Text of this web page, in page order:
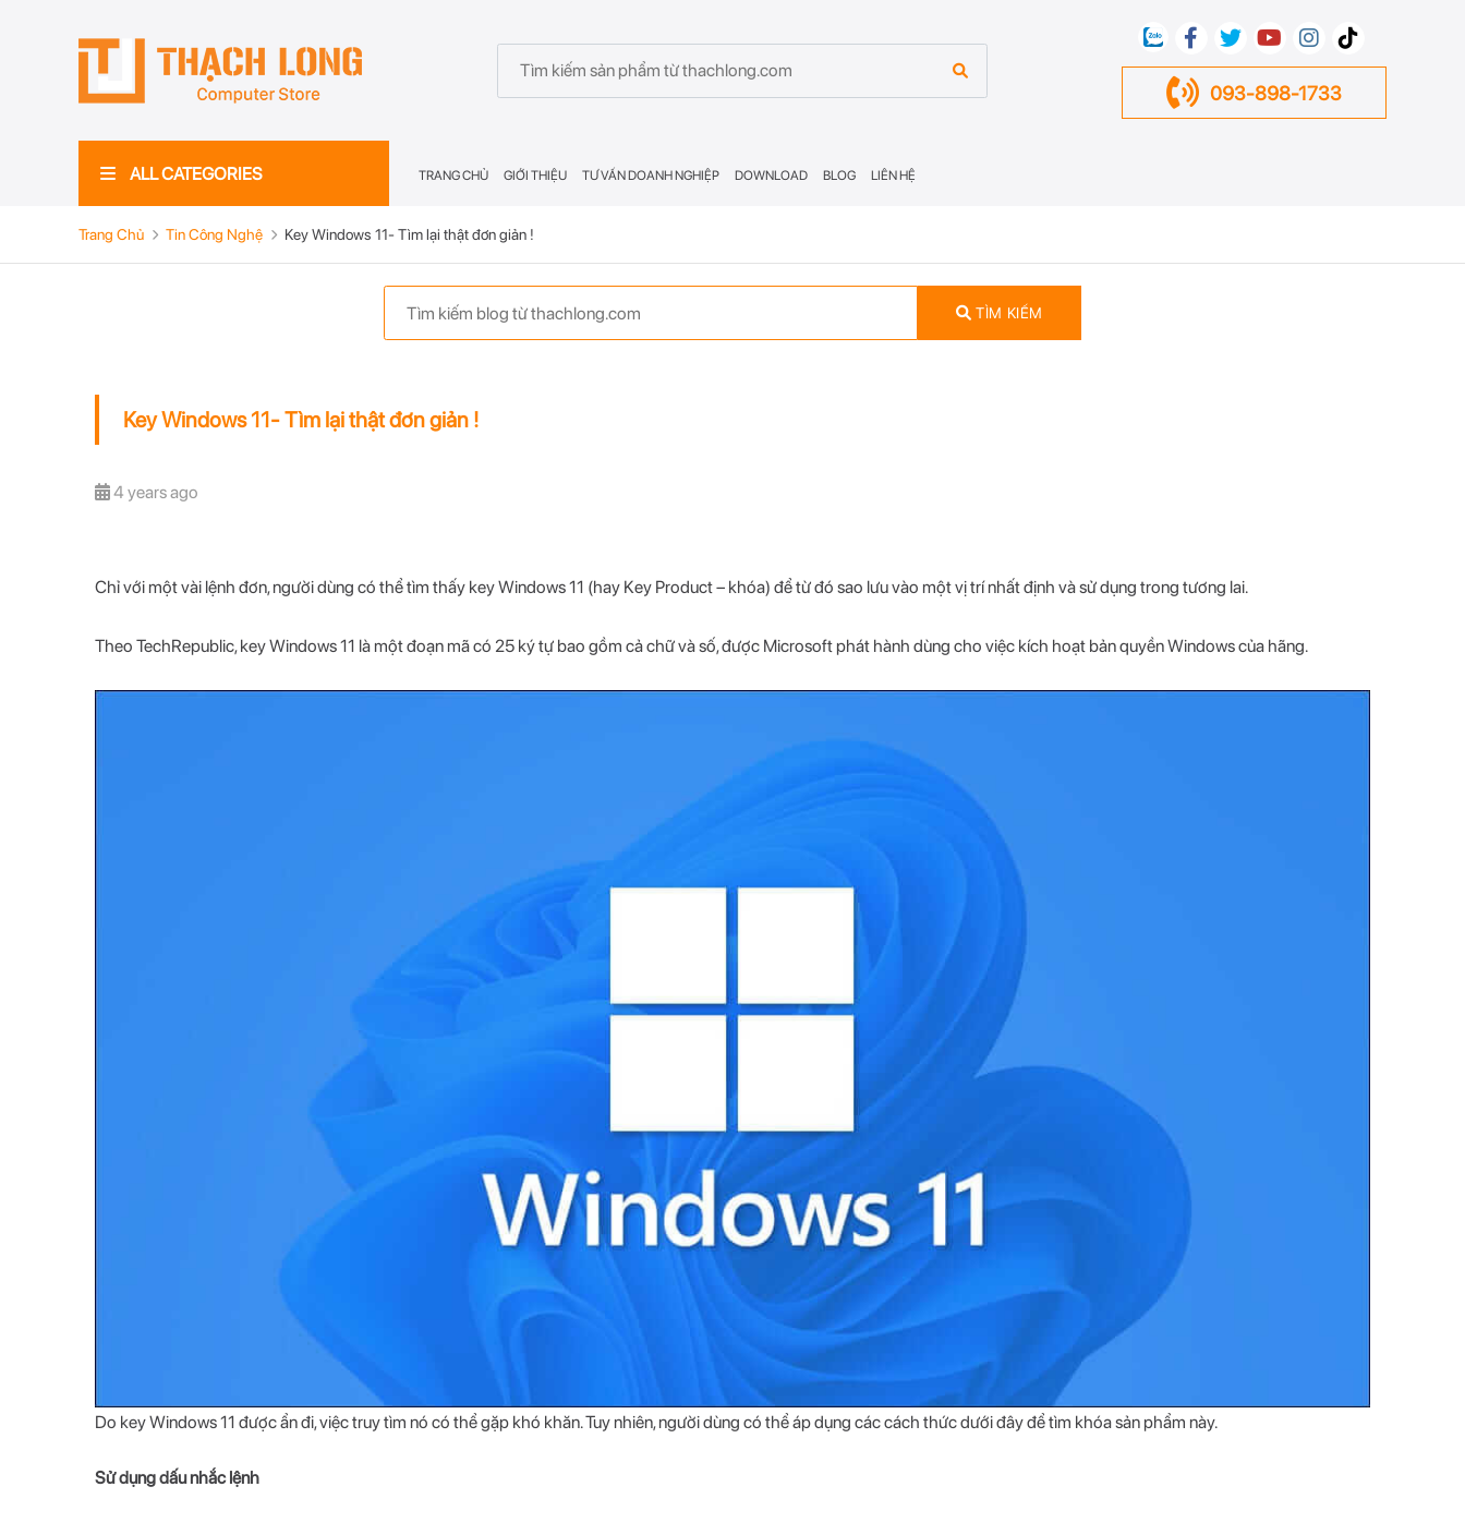
093-898-1733
ALL CATEGORIES TRANG CHỦ GIỚI THIỆU TƯ VẤN DOANH NGHIỆP DOWNLOAD BLOG LIÊN HỆ
Trang Chủ Tin Công Nghệ Key Windows 11- Tìm lại thật đơn giản !
TÌM KIẾM
Key Windows 11- Tìm lại thật đơn giản !
4 years ago
Chỉ với một vài lệnh đơn, người dùng có thể tìm thấy key Windows 11 (hay Key Product – khóa) để từ đó sao lưu vào một vị trí nhất định và sử dụng trong tương lai.
Theo TechRepublic, key Windows 11 là một đoạn mã có 25 ký tự bao gồm cả chữ và số, được Microsoft phát hành dùng cho việc kích hoạt bản quyền Windows của hãng.
Do key Windows 11 được ẩn đi, việc truy tìm nó có thể gặp khó khăn. Tuy nhiên, người dùng có thể áp dụng các cách thức dưới đây để tìm khóa sản phẩm này.
Sử dụng dấu nhắc lệnh